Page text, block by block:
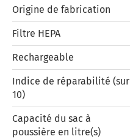
Origine de fabrication
Filtre HEPA
Rechargeable
Indice de réparabilité (sur
10)
Capacité du sac à
poussière en litre(s)